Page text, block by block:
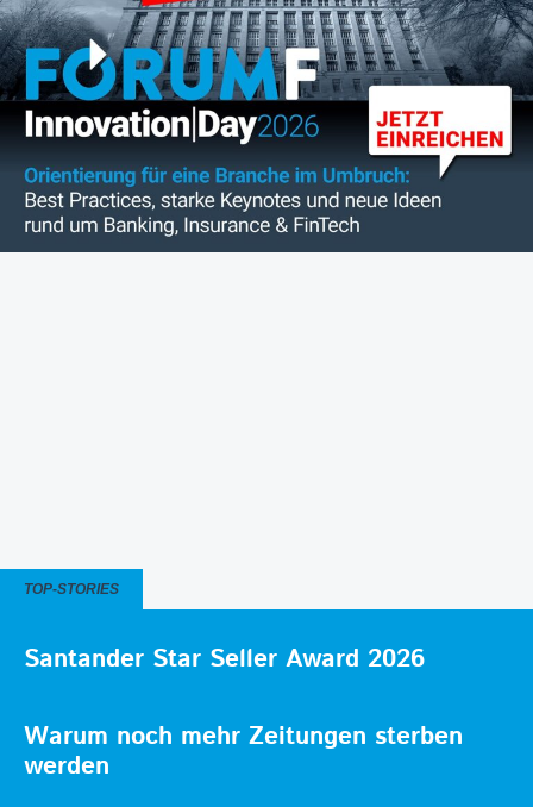
TOP-STORIES
Santander Star Seller Award 2026
Warum noch mehr Zeitungen sterben
werden